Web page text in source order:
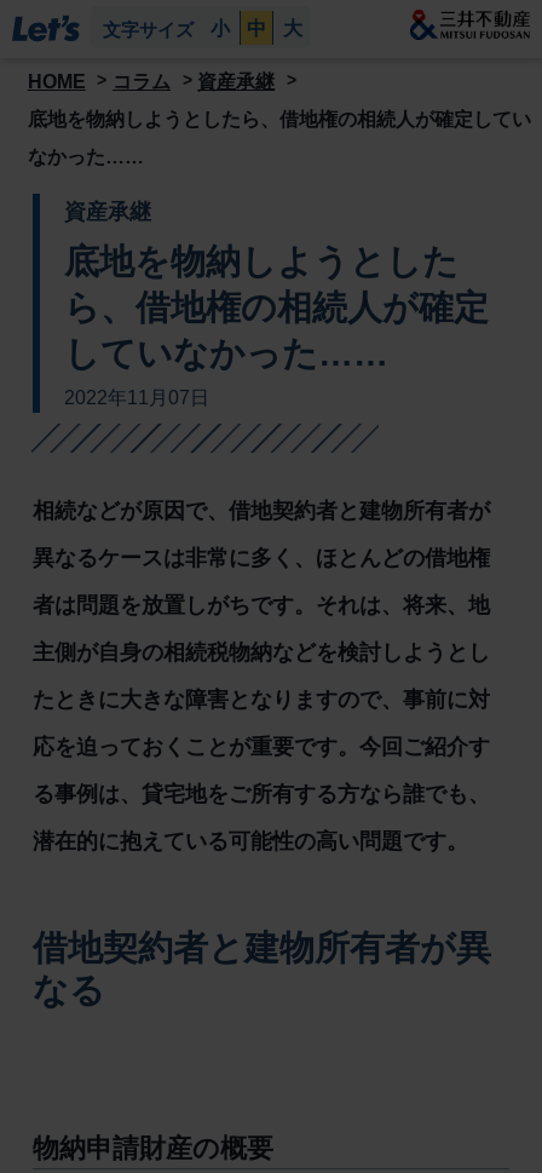
文字サイズ 小 中 大
HOME コラム
資産承継
底地を物納しようとしたら、借地権の相続人が確定してい
なかった……
資産承継
底地を物納しようとした
ら、借地権の相続人が確定
していなかった……
2022年11月07日
相続などが原因で、借地契約者と建物所有者が
異なるケースは非常に多く、ほとんどの借地権
者は問題を放置しがちです。それは、将来、地
主側が自身の相続税物納などを検討しようとし
たときに大きな障害となりますので、事前に対
応を迫っておくことが重要です。今回ご紹介す
る事例は、貸宅地をご所有する方なら誰でも、
潜在的に抱えている可能性の高い問題です。
借地契約者と建物所有者が異
なる
物納申請財産の概要